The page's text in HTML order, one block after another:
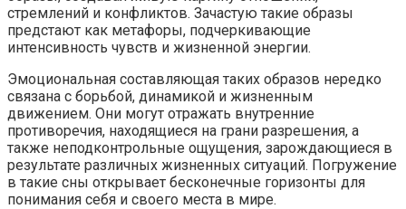
стремлений и конфликтов. Зачастую такие образы
предстают как метафоры, подчеркивающие
интенсивность чувств и жизненной энергии.
Эмоциональная составляющая таких образов нередко
связана с борьбой, динамикой и жизненным
движением. Они могут отражать внутренние
противоречия, находящиеся на грани разрешения, а
также неподконтрольные ощущения, зарождающиеся в
результате различных жизненных ситуаций. Погружение
в такие сны открывает бесконечные горизонты для
понимания себя и своего места в мире.